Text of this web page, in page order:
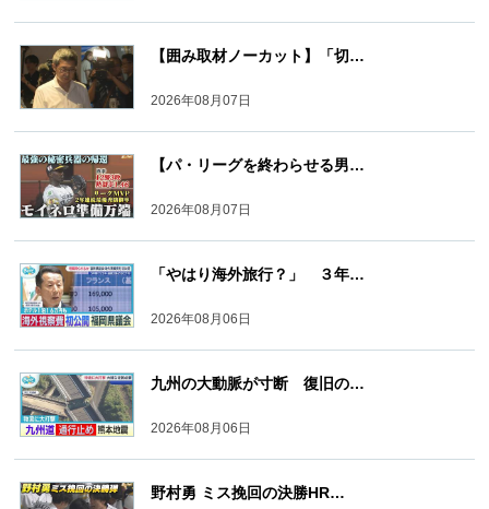
【囲み取材ノーカット】「切…
2026年08月07日
【パ・リーグを終わらせる男…
2026年08月07日
「やはり海外旅行？」 ３年…
2026年08月06日
九州の大動脈が寸断 復旧の…
2026年08月06日
野村勇 ミス挽回の決勝HR…